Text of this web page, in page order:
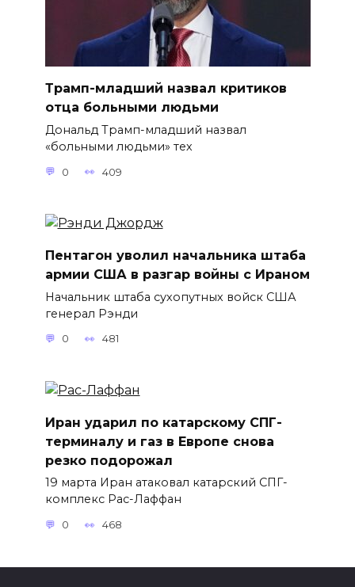
Трамп-младший назвал критиков
отца больными людьми
Дональд Трамп-младший назвал
«больными людьми» тех
0 409
Пентагон уволил начальника штаба
армии США в разгар войны с Ираном
Начальник штаба сухопутных войск США
генерал Рэнди
0 481
Иран ударил по катарскому СПГ-
терминалу и газ в Европе снова
резко подорожал
19 марта Иран атаковал катарский СПГ-
комплекс Рас-Лаффан
0 468